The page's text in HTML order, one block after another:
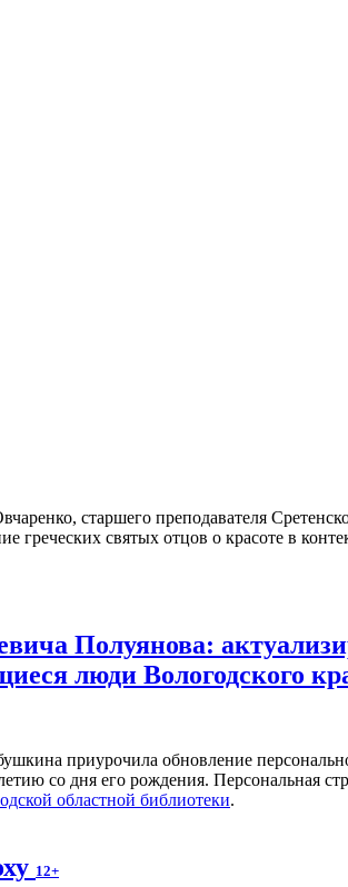
старшего преподавателя
святых отцов о красоте в
Полуянова:
люди Вологодского
приурочила обновление
со дня его рождения. Персональная
областной библиотеки.
12+